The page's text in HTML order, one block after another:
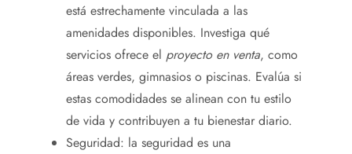
está estrechamente vinculada a las
amenidades disponibles. Investiga qué
servicios ofrece el proyecto en venta, como
áreas verdes, gimnasios o piscinas. Evalúa si
estas comodidades se alinean con tu estilo
de vida y contribuyen a tu bienestar diario.
Seguridad: la seguridad es una